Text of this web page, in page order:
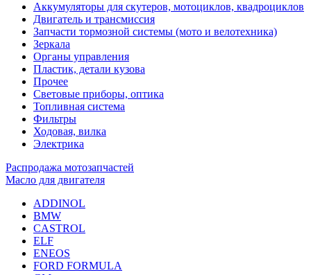
Аккумуляторы для скутеров, мотоциклов, квадроциклов
Двигатель и трансмиссия
Запчасти тормозной системы (мото и велотехника)
Зеркала
Органы управления
Пластик, детали кузова
Прочее
Световые приборы, оптика
Топливная система
Фильтры
Ходовая, вилка
Электрика
Распродажа мотозапчастей
Масло для двигателя
ADDINOL
BMW
CASTROL
ELF
ENEOS
FORD FORMULA